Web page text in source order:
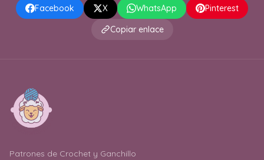
Facebook X WhatsApp
Pinterest
Copiar enlace
Patrones de Crochet y Ganchillo